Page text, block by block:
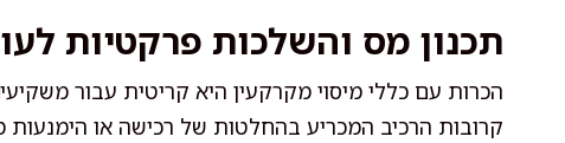
תכנון מס והשלכות פרקטיות
הכרות עם כללי מיסוי מקרקעין היא קריטית עבור
קרובות הרכיב המכריע בהחלטות של רכישה או